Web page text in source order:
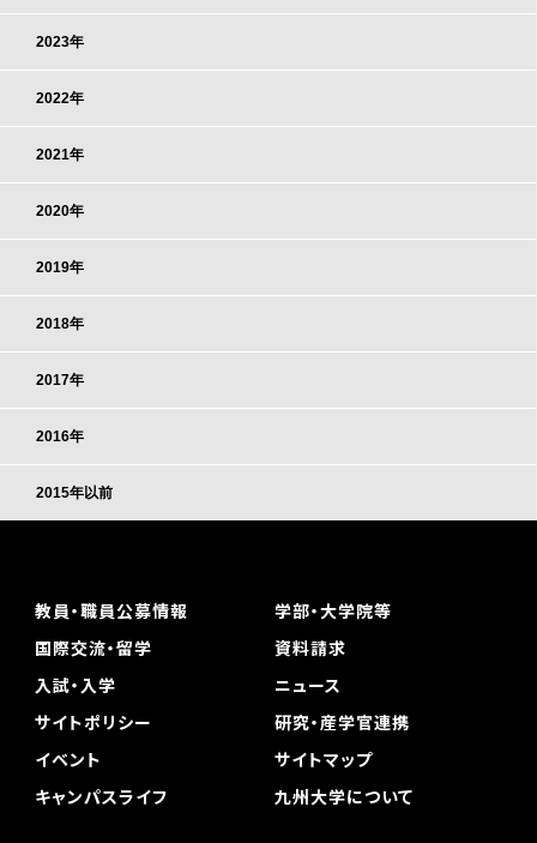
2023年
2022年
2021年
2020年
2019年
2018年
2017年
2016年
2015年以前
教員・職員公募情報
学部・大学院等
国際交流・留学
資料請求
入試・入学
ニュース
サイトポリシー
研究・産学官連携
イベント
サイトマップ
キャンパスライフ
九州大学について